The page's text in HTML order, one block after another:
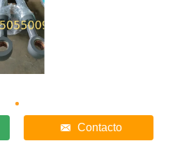
Contacto